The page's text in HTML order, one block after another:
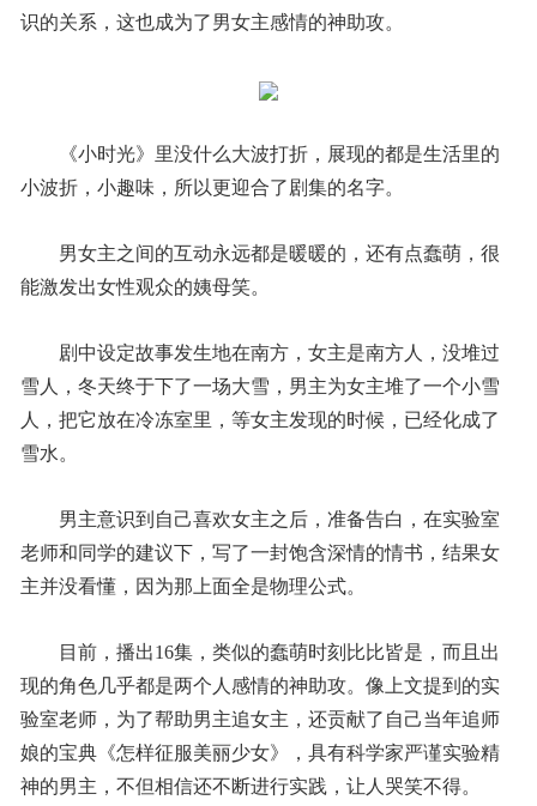
识的关系，这也成为了男女主感情的神助攻。
《小时光》里没什么大波打折，展现的都是生活里的
小波折，小趣味，所以更迎合了剧集的名字。
男女主之间的互动永远都是暖暖的，还有点蠢萌，很
能激发出女性观众的姨母笑。
剧中设定故事发生地在南方，女主是南方人，没堆过
雪人，冬天终于下了一场大雪，男主为女主堆了一个小雪
人，把它放在冷冻室里，等女主发现的时候，已经化成了
雪水。
男主意识到自己喜欢女主之后，准备告白，在实验室
老师和同学的建议下，写了一封饱含深情的情书，结果女
主并没看懂，因为那上面全是物理公式。
目前，播出16集，类似的蠢萌时刻比比皆是，而且出
现的角色几乎都是两个人感情的神助攻。像上文提到的实
验室老师，为了帮助男主追女主，还贡献了自己当年追师
娘的宝典《怎样征服美丽少女》，具有科学家严谨实验精
神的男主，不但相信还不断进行实践，让人哭笑不得。